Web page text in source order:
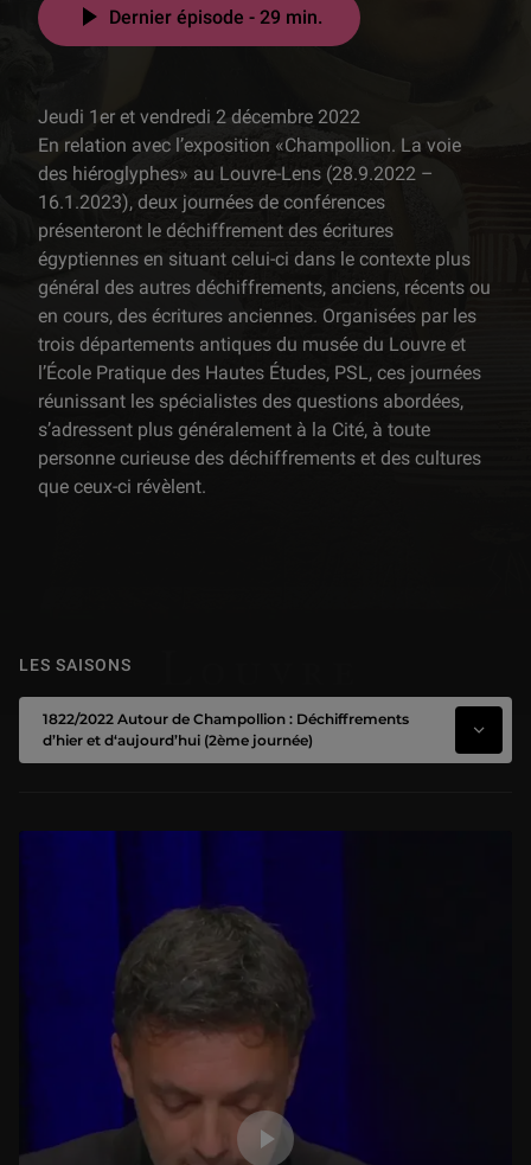
Dernier épisode - 29 min.
Jeudi 1er et vendredi 2 décembre 2022
En relation avec l’exposition «Champollion. La voie
des hiéroglyphes» au Louvre-Lens (28.9.2022 –
16.1.2023), deux journées de conférences
présenteront le déchiffrement des écritures
égyptiennes en situant celui-ci dans le contexte plus
général des autres déchiffrements, anciens, récents ou
en cours, des écritures anciennes. Organisées par les
trois départements antiques du musée du Louvre et
l’École Pratique des Hautes Études, PSL, ces journées
réunissant les spécialistes des questions abordées,
s’adressent plus généralement à la Cité, à toute
personne curieuse des déchiffrements et des cultures
que ceux-ci révèlent.
LES SAISONS
1822/2022 Autour de Champollion : Déchiffrements
d’hier et d‘aujourd’hui (2ème journée)